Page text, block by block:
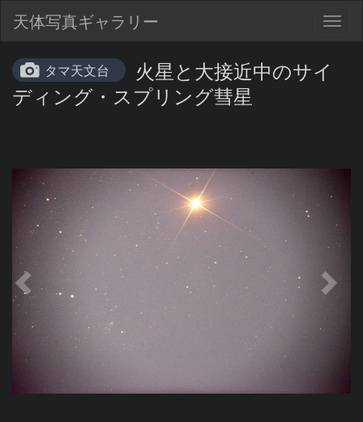
天体写真ギャラリー
タマ天文台
火星と大接近中のサイ
ディング・スプリング彗星